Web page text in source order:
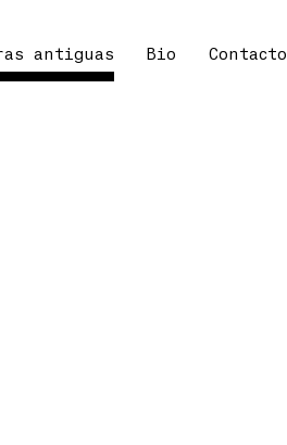
antiguas Bio Contacto